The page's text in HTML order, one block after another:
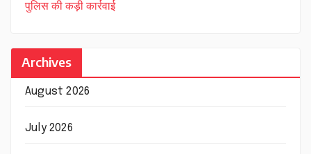
पुलिस की कड़ी कार्रवाई
Archives
August 2026
July 2026